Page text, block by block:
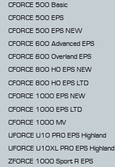
CFORCE 500 Basic
CFORCE 500 EPS
CFORCE 500 EPS NEW
CFORCE 600 Advanced EPS
CFORCE 600 Overland EPS
CFORCE 800 HO EPS NEW
CFORCE 800 HO EPS LTD
CFORCE 1000 EPS NEW
CFORCE 1000 EPS LTD
CFORCE 1000 MV
UFORCE U10 PRO EPS Highland
UFORCE U10XL PRO EPS Highland
ZFORCE 1000 Sport R EPS